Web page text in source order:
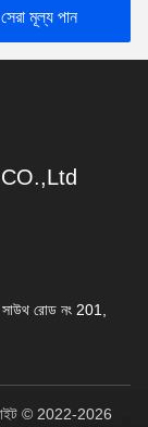
সেরা মূল্য পান
রোড নং 201,
© 2022-2026